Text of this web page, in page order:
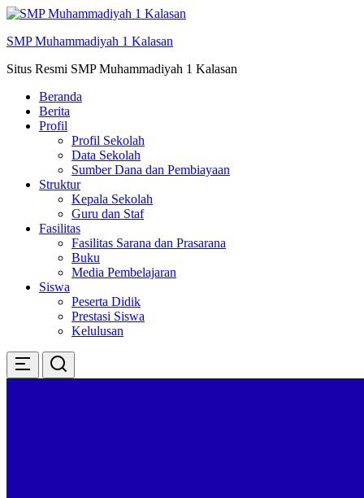
Skip
konten
SMP Muhammadiyah 1 Kalasan
Situs Resmi SMP Muhammadiyah 1 Kalasan
Beranda
Berita
Profil
Profil Sekolah
Data Sekolah
Sumber Dana dan Pembiayaan
Struktur
Kepala Sekolah
Guru dan Staf
Fasilitas
Fasilitas Sarana dan Prasarana
Buku
Media Pembelajaran
Siswa
Peserta Didik
Prestasi Siswa
Kelulusan